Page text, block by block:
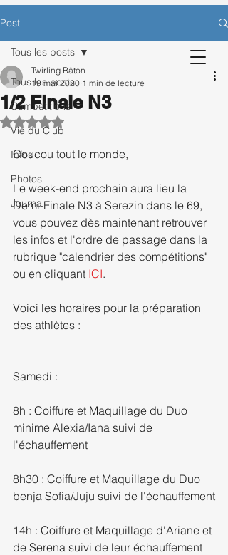
D’UNE SÉANCE D’ESSAI OFFERTE.
Inscription
Post
Tous les posts
Compétitions
Vie du Club
Infos
Photos
Journal
Tous les posts
1/2 Finale N3
Twirling Bâton
19 mai 2020 1 min de lecture
Noté NaN étoiles sur 5.
Coucou tout le monde,
Le week-end prochain aura lieu la
Demi-Finale N3 à Serezin dans le 69,
vous pouvez dès maintenant retrouver
les infos et l'ordre de passage dans la
rubrique "calendrier des compétitions"
ou en cliquant ICI.
Voici les horaires pour la préparation
des athlètes :
Samedi :
8h : Coiffure et Maquillage du Duo
minime Alexia/Iana suivi de
l'échauffement
8h30 : Coiffure et Maquillage du Duo
benja Sofia/Juju suivi de l'échauffement
14h : Coiffure et Maquillage d'Ariane et
de Serena suivi de leur échauffement